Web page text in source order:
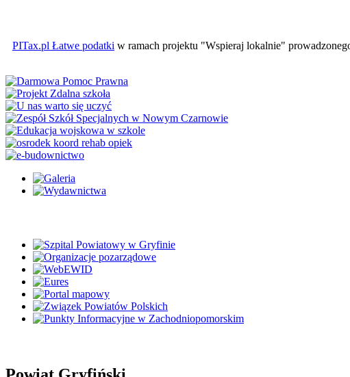
PITax.pl Łatwe podatki w ramach projektu "Wspieraj lokalnie"